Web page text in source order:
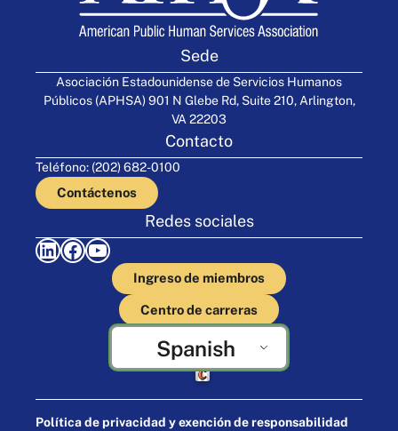
Sede
Asociación Estadounidense de Servicios Humanos
Públicos (APHSA) 901 N Glebe Rd, Suite 210, Arlington,
VA 22203
Contacto
Teléfono: (202) 682-0100
Contáctenos
Redes sociales
LinkedIn Facebook YouTube
Ingreso de miembros
Centro de carreras
Spanish
Elaborado por Cornershop Creative
Política de privacidad y exención de responsabilidad